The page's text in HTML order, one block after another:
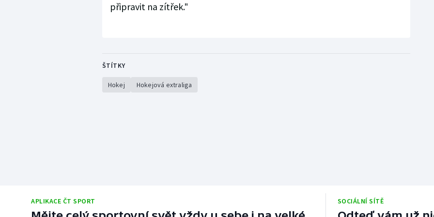
připravit na zítřek."
ŠTÍTKY
Hokej Hokejová extraliga
APLIKACE ČT SPORT SOCIÁLNÍ SÍTĚ